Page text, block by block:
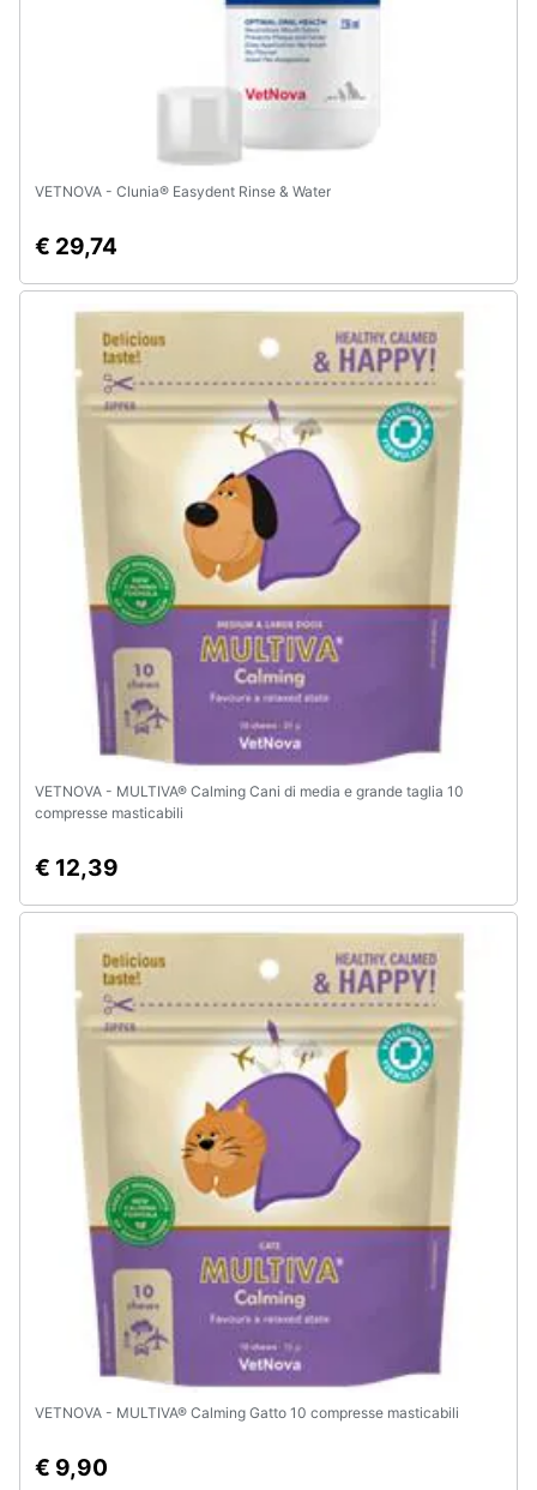
VETNOVA - Clunia® Easydent Rinse & Water
€ 29,74
VETNOVA - MULTIVA® Calming Cani di media e grande taglia 10
compresse masticabili
€ 12,39
VETNOVA - MULTIVA® Calming Gatto 10 compresse masticabili
€ 9,90